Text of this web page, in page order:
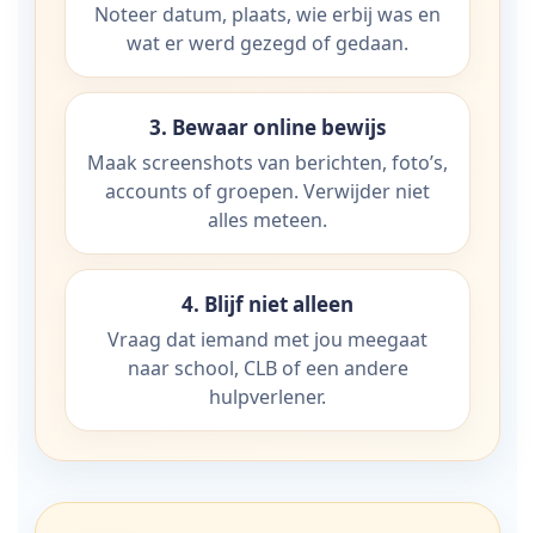
Noteer datum, plaats, wie erbij was en
wat er werd gezegd of gedaan.
3. Bewaar online bewijs
Maak screenshots van berichten, foto’s,
accounts of groepen. Verwijder niet
alles meteen.
4. Blijf niet alleen
Vraag dat iemand met jou meegaat
naar school, CLB of een andere
hulpverlener.